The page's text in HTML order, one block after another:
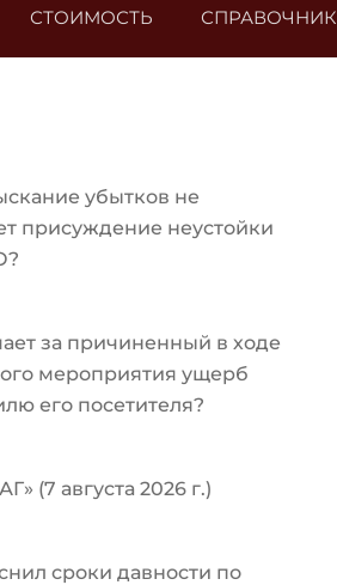
СТОИМОСТЬ СПРАВОЧНИК
убытков не
присуждение неустойки
за причиненный в ходе
мероприятия ущерб
его посетителя?
(7 августа 2026 г.)
сроки давности по